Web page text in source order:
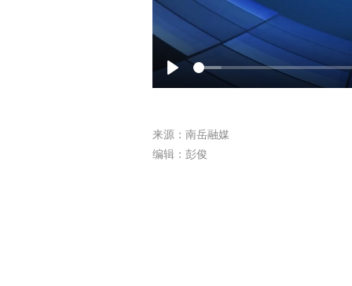
Play
来源：南岳融媒
编辑：彭俊